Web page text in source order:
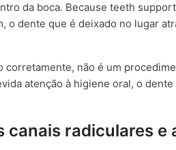
da boca. Because teeth
o dente que é deixado no lugar
corretamente, não é um
atenção à higiene oral, o
radiculares e